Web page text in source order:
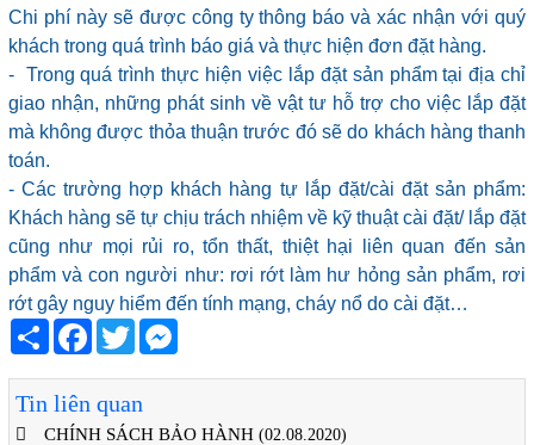
Chi phí này sẽ được công ty thông báo và xác nhận với quý
khách trong quá trình báo giá và thực hiện đơn đặt hàng.
- Trong quá trình thực hiện việc lắp đặt sản phẩm tại địa chỉ
giao nhận, những phát sinh về vật tư hỗ trợ cho việc lắp đặt
mà không được thỏa thuận trước đó sẽ do khách hàng thanh
toán.
- Các trường hợp khách hàng tự lắp đặt/cài đặt sản phẩm:
Khách hàng sẽ tự chịu trách nhiệm về kỹ thuật cài đặt/ lắp đặt
cũng như mọi rủi ro, tổn thất, thiệt hại liên quan đến sản
phẩm và con người như: rơi rớt làm hư hỏng sản phẩm, rơi
rớt gây nguy hiểm đến tính mạng, cháy nổ do cài đặt…
Share FacebookTwitterMessenger
Tin liên quan
CHÍNH SÁCH BẢO HÀNH(02.08.2020)